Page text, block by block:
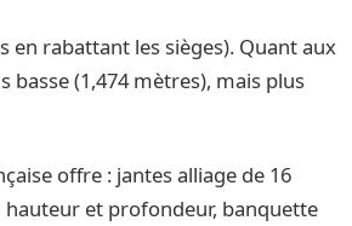
en rabattant les sièges). Quant aux
basse (1,474 mètres), mais plus
offre : jantes alliage de 16
hauteur et profondeur, banquette